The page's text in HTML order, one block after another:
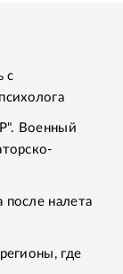
с
Военный
после налета
где